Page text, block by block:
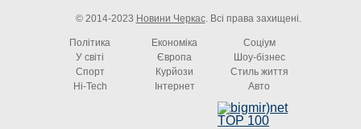
© 2014-2023 Новини Черкас. Всі права захищені.
Політика Економіка
Соціум
У світі
Європа
Шоу-бізнес
Спорт
Курйози
Стиль життя
Hi-Tech
Інтернет Авто